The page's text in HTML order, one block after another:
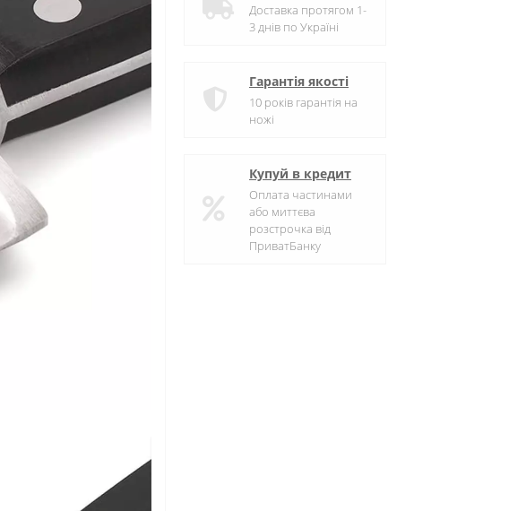
Доставка протягом 1-
3 днів по Україні
Гарантія якості
10 років гарантія на
ножі
Купуй в кредит
Оплата частинами
або миттєва
розстрочка від
ПриватБанку